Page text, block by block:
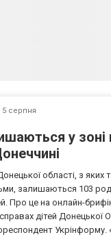
5 серпня
у зоні
області, з яких
залишаються 103
Про це на онлайн-
дітей Донецької
Укрінформу.